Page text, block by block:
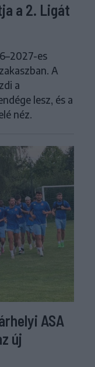
a 2. Ligát
es
A
a
lesz, és a
néz.
ASA
új